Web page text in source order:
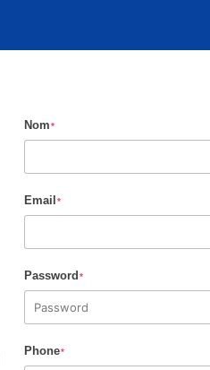
Nom*
Email *
Password*
Phone*